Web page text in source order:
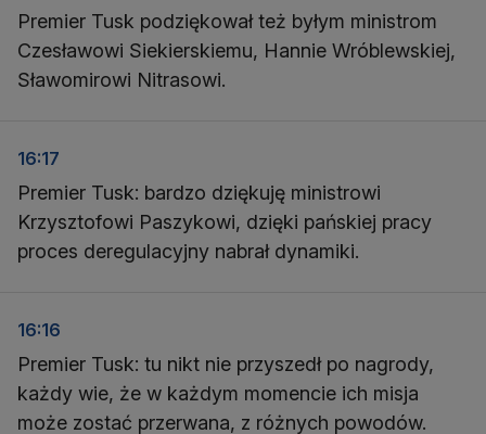
Premier Tusk podziękował też byłym ministrom
Czesławowi Siekierskiemu, Hannie Wróblewskiej,
Sławomirowi Nitrasowi.
16:17
Premier Tusk: bardzo dziękuję ministrowi
Krzysztofowi Paszykowi, dzięki pańskiej pracy
proces deregulacyjny nabrał dynamiki.
16:16
Premier Tusk: tu nikt nie przyszedł po nagrody,
każdy wie, że w każdym momencie ich misja
może zostać przerwana, z różnych powodów.